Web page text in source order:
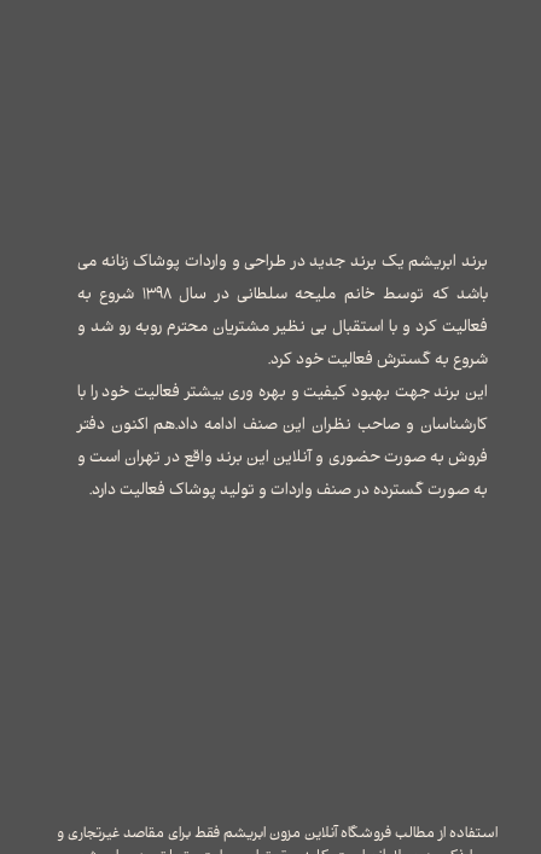
برند ابریشم یک برند جدید در طراحی و واردات پوشاک زنانه می
باشد که توسط خانم ملیحه سلطانی در سال ۱۳۹۸ شروع به
فعالیت کرد و با استقبال بی نظیر مشتریان محترم روبه رو شد و
شروع به گسترش فعالیت خود کرد.
این برند جهت بهبود کیفیت و بهره وری بیشتر فعالیت خود را با
کارشناسان و صاحب نظران این صنف ادامه داد.هم اکنون دفتر
فروش به صورت حضوری و آنلاین این برند واقع در تهران است و
به صورت گسترده در صنف واردات و تولید پوشاک فعالیت دارد.
استفاده از مطالب فروشگاه آنلاین مزون ابریشم فقط برای مقاصد غیرتجاری و